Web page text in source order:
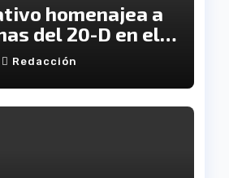
homenajea a
del 20-D en el
de la
Redacción